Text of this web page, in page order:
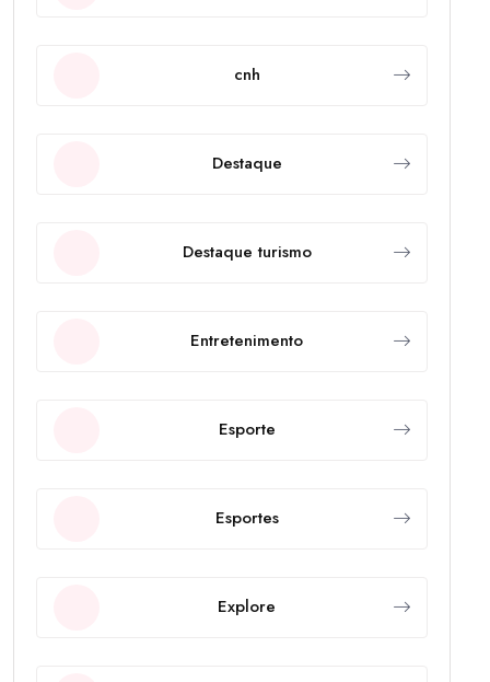
cnh
Destaque
Destaque turismo
Entretenimento
Esporte
Esportes
Explore